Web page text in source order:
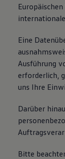
Eine
Ausführung
erforderlich,
uns Ihre
Darüber
Bitte